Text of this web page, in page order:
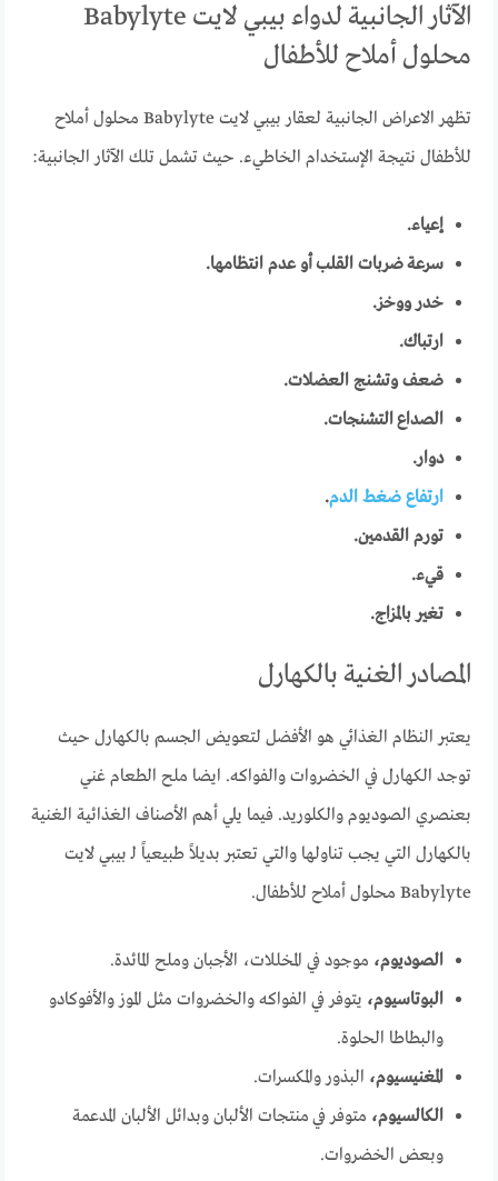
الآثار الجانبية لدواء بيبي لايت Babylyte
محلول أملاح للأطفال
تظهر الاعراض الجانبية لعقار بيبي لايت Babylyte محلول أملاح
للأطفال نتيجة الإستخدام الخاطيء. حيث تشمل تلك الآثار الجانبية:
إعياء.
سرعة ضربات القلب أو عدم انتظامها.
خدر ووخز.
ارتباك.
ضعف وتشنج العضلات.
الصداع التشنجات.
دوار.
ارتفاع ضغط الدم.
تورم القدمين.
قيء.
تغير بالمزاج.
المصادر الغنية بالكهارل
يعتبر النظام الغذائي هو الأفضل لتعويض الجسم بالكهارل حيث
توجد الكهارل في الخضروات والفواكه. ايضا ملح الطعام غني
بعنصري الصوديوم والكلوريد. فيما يلي أهم الأصناف الغذائية الغنية
بالكهارل التي يجب تناولها والتي تعتبر بديلاً طبيعياً لـ بيبي لايت
Babylyte محلول أملاح للأطفال.
الصوديوم، موجود في المخللات، الأجبان وملح المائدة.
البوتاسيوم، يتوفر في الفواكه والخضروات مثل الموز والأفوكادو
والبطاطا الحلوة.
المغنيسيوم، البذور والمكسرات.
الكالسيوم، متوفر في منتجات الألبان وبدائل الألبان المدعمة
وبعض الخضروات.